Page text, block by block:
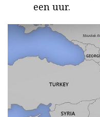
een uur.